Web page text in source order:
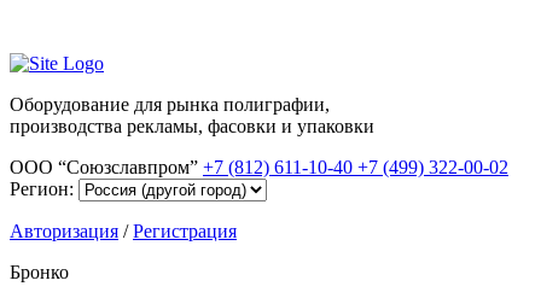
Оборудование для рынка полиграфии,
производства рекламы, фасовки и упаковки
ООО “Союзславпром” +7 (812) 611-10-40 +7 (499) 322-00-02
Регион:
Авторизация /Регистрация
Бронко